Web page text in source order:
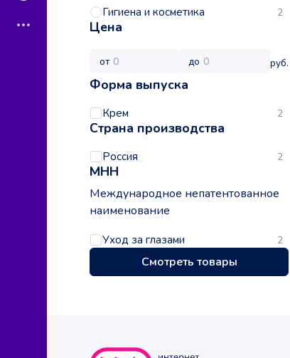
Гигиена и косметика 2
Цена
от до руб.
Форма выпуска
Крем 2
Страна производства
Россия 2
МНН
Международное непатентованное
наименование
Уход за глазами 2
Смотреть товары